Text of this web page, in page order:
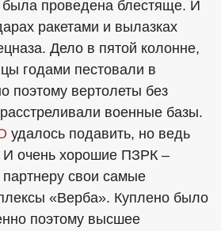
проведена блестяще. И
ракетами и вылазках
Дело в пятой колонне,
годами пестовали в
поэтому вертолеты без
военные базы.
удалось подавить, но ведь
И очень хорошие ПЗРК –
свои самые
«Верба». Куплено было
поэтому высшее